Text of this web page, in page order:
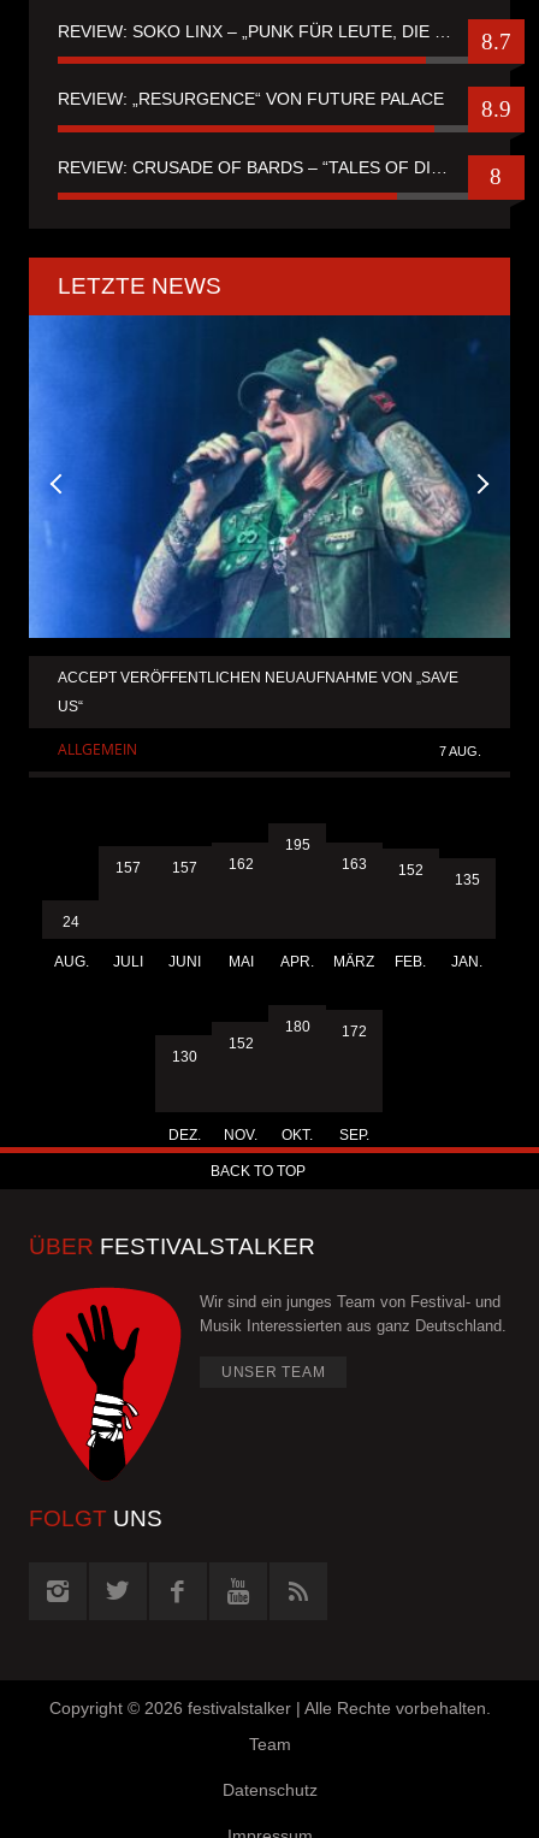
8.7
REVIEW: „RESURGENCE“ VON FUTURE PALACE 8.9
8
LETZTE NEWS
ACCEPT VERÖFFENTLICHEN NEUAUFNAHME VON „SAVE
US“
ALLGEMEIN 7 AUG.
24
AUG.
157
JULI
157
JUNI
162
MAI
195
APR.
163
MÄRZ
152
FEB.
135
JAN.
130
DEZ.
152
NOV.
180
OKT.
172
SEP.
BACK TO TOP
ÜBER FESTIVALSTALKER
Wir sind ein junges Team von Festival- und
Musik Interessierten aus ganz Deutschland.
UNSER TEAM
FOLGT UNS
Copyright © 2026 festivalstalker | Alle Rechte vorbehalten.
Team
Datenschutz